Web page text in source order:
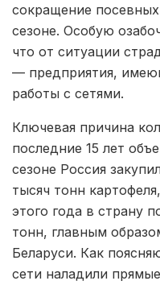
сокращение
сезоне. Особую
что от ситуации
— предприятия,
работы с сетями.
Ключевая причина
последние 15 лет
сезоне Россия
тысяч тонн
этого года в страну
тонн, главным
Беларуси. Как
сети наладили